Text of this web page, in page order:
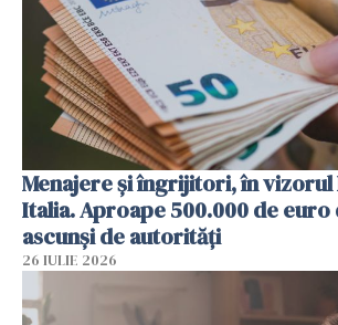
Menajere și îngrijitori, în vizorul
Italia. Aproape 500.000 de
ascunși de autorități
26 IULIE 2026